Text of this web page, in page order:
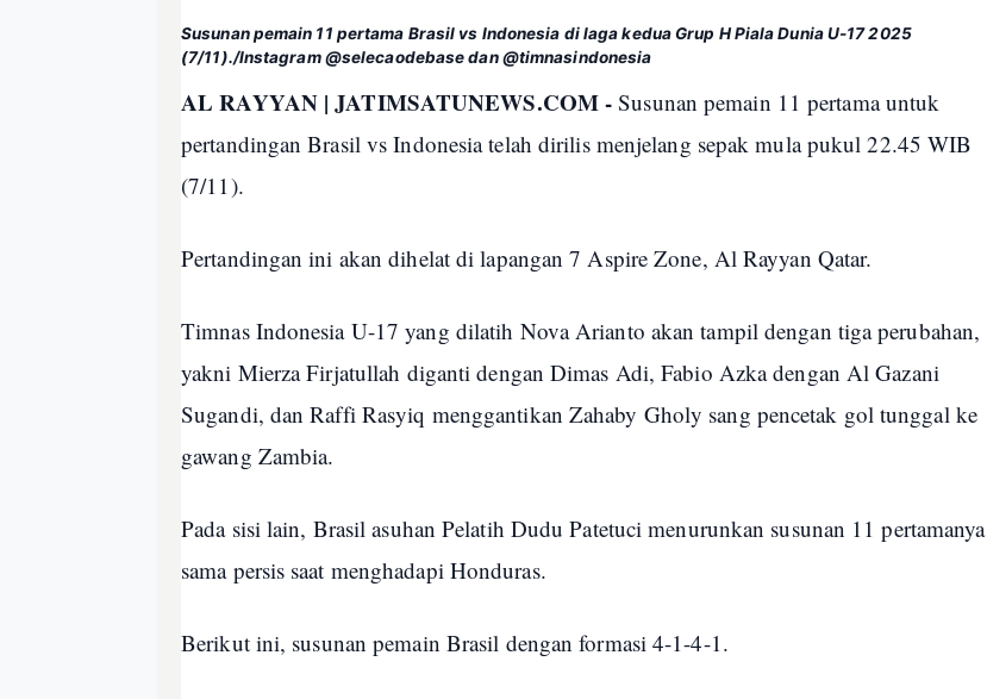
Susunan pemain 11 pertama Brasil vs Indonesia di laga kedua Grup H Piala Dunia U-17 2025
(7/11)./Instagram @selecaodebase dan @timnasindonesia
AL RAYYAN | JATIMSATUNEWS.COM - Susunan pemain 11 pertama untuk
pertandingan Brasil vs Indonesia telah dirilis menjelang sepak mula pukul 22.45 WIB
(7/11).
Pertandingan ini akan dihelat di lapangan 7 Aspire Zone, Al Rayyan Qatar.
Timnas Indonesia U-17 yang dilatih Nova Arianto akan tampil dengan tiga perubahan,
yakni Mierza Firjatullah diganti dengan Dimas Adi, Fabio Azka dengan Al Gazani
Sugandi, dan Raffi Rasyiq menggantikan Zahaby Gholy sang pencetak gol tunggal ke
gawang Zambia.
Pada sisi lain, Brasil asuhan Pelatih Dudu Patetuci menurunkan susunan 11 pertamanya
sama persis saat menghadapi Honduras.
Berikut ini, susunan pemain Brasil dengan formasi 4-1-4-1.